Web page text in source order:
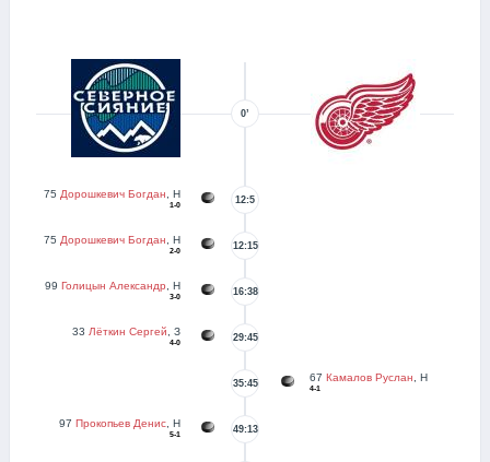
0’
75 Дорошкевич Богдан , Н
1-0 12:5
75 Дорошкевич Богдан , Н
2-0 12:15
99 Голицын Александр , Н
3-0 16:38
33 Лёткин Сергей , З
4-0 29:45
67 Камалов Руслан , Н
4-1
35:45
97 Прокопьев Денис , Н
5-1 49:13